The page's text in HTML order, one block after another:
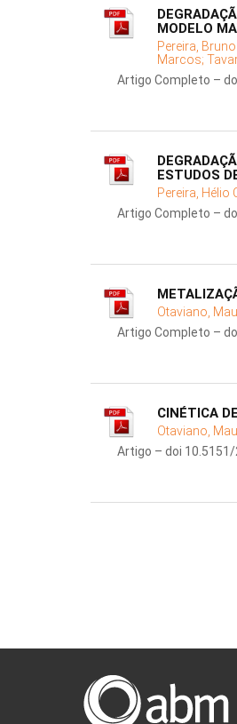
MODELO
Pereira,
Marcos;
Artigo Completo –
ESTUDOS
Pereira, Hélio
Artigo Completo –
Otaviano,
Artigo Completo –
CINÉTICA
Otaviano,
Artigo – doi